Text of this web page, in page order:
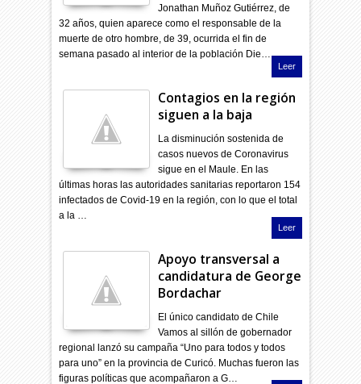
Jonathan Muñoz Gutiérrez, de
32 años, quien aparece como el responsable de la
muerte de otro hombre, de 39, ocurrida el fin de
semana pasado al interior de la población Die…
Leer
Contagios en la región
siguen a la baja
La disminución sostenida de
casos nuevos de Coronavirus
sigue en el Maule. En las
últimas horas las autoridades sanitarias reportaron 154
infectados de Covid-19 en la región, con lo que el total
a la …
Leer
Apoyo transversal a
candidatura de George
Bordachar
El único candidato de Chile
Vamos al sillón de gobernador
regional lanzó su campaña “Uno para todos y todos
para uno” en la provincia de Curicó. Muchas fueron las
figuras políticas que acompañaron a G…